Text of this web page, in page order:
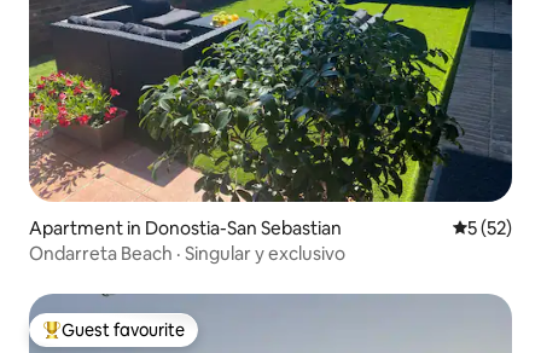
Apartment in Donostia-San Sebastian 5 out of 5
5 (52)
Ondarreta Beach · Singular y exclusivo
Top guest favourite
Guest favourite